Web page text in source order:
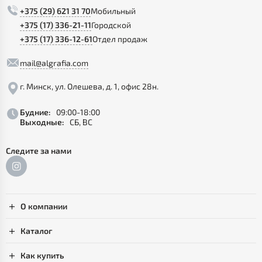
+375 (29) 621 31 70Мобильный
+375 (17) 336-21-11Городской
+375 (17) 336-12-61Отдел продаж
mail@algrafia.com
г. Минск, ул. Олешева, д. 1, офис 28н.
Будние:
09:00-18:00
Выходные: СБ, ВС
Следите за нами
О компании
Каталог
Как купить